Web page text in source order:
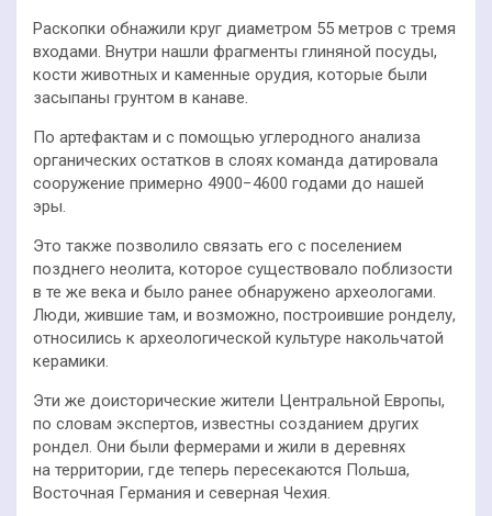
Раскопки обнажили круг диаметром 55 метров с тремя
входами. Внутри нашли фрагменты глиняной посуды,
кости животных и каменные орудия, которые были
засыпаны грунтом в канаве.
По артефактам и с помощью углеродного анализа
органических остатков в слоях команда датировала
сооружение примерно 4900−4600 годами до нашей
эры.
Это также позволило связать его с поселением
позднего неолита, которое существовало поблизости
в те же века и было ранее обнаружено археологами.
Люди, жившие там, и возможно, построившие ронделу,
относились к археологической культуре накольчатой
керамики.
Эти же доисторические жители Центральной Европы,
по словам экспертов, известны созданием других
рондел. Они были фермерами и жили в деревнях
на территории, где теперь пересекаются Польша,
Восточная Германия и северная Чехия.